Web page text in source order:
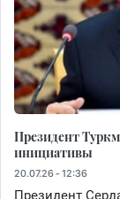
Президент
инициативы
20.07.26 - 12:36
Президент